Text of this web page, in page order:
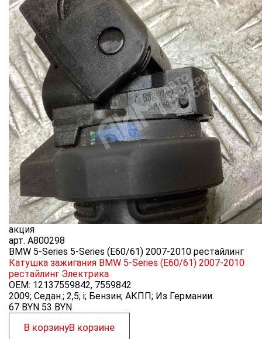
акция
арт. A800298
BMW 5-Series 5-Series (E60/61) 2007-2010 рестайлинг
Катушка зажигания BMW 5-Series (E60/61) 2007-2010
рестайлинг Электрика
OEM: 12137559842, 7559842
2009; Седан.; 2,5; i; Бензин; АКПП; Из Германии.
67 BYN 53 BYN
В корзинуВ корзине